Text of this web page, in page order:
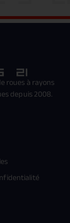
roues à rayons
depuis 2008.